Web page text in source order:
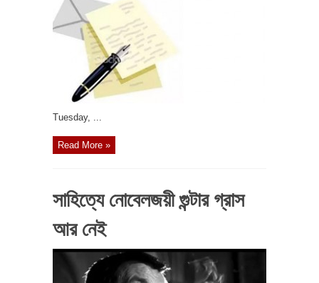
‎Tuesday, ...
Read More »
সাহিত্যে নোবেলজয়ী গুন্টার গ্রাস
আর নেই